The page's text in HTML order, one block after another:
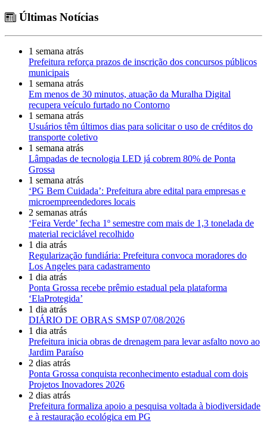
Últimas Notícias
1 semana atrás
Prefeitura reforça prazos de inscrição dos concursos públicos
municipais
1 semana atrás
Em menos de 30 minutos, atuação da Muralha Digital
recupera veículo furtado no Contorno
1 semana atrás
Usuários têm últimos dias para solicitar o uso de créditos do
transporte coletivo
1 semana atrás
Lâmpadas de tecnologia LED já cobrem 80% de Ponta
Grossa
1 semana atrás
‘PG Bem Cuidada’: Prefeitura abre edital para empresas e
microempreendedores locais
2 semanas atrás
‘Feira Verde’ fecha 1º semestre com mais de 1,3 tonelada de
material reciclável recolhido
1 dia atrás
Regularização fundiária: Prefeitura convoca moradores do
Los Angeles para cadastramento
1 dia atrás
Ponta Grossa recebe prêmio estadual pela plataforma
‘ElaProtegida’
1 dia atrás
DIÁRIO DE OBRAS SMSP 07/08/2026
1 dia atrás
Prefeitura inicia obras de drenagem para levar asfalto novo ao
Jardim Paraíso
2 dias atrás
Ponta Grossa conquista reconhecimento estadual com dois
Projetos Inovadores 2026
2 dias atrás
Prefeitura formaliza apoio a pesquisa voltada à biodiversidade
e à restauração ecológica em PG